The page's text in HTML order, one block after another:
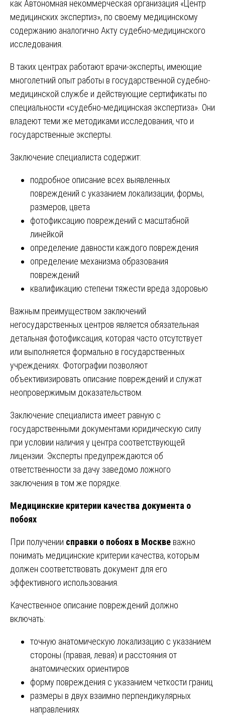
как Автономная некоммерческая организация «Центр
медицинских экспертиз», по своему медицинскому
содержанию аналогично Акту судебно-медицинского
исследования.
В таких центрах работают врачи-эксперты, имеющие
многолетний опыт работы в государственной судебно-
медицинской службе и действующие сертификаты по
специальности «судебно-медицинская экспертиза». Они
владеют теми же методиками исследования, что и
государственные эксперты.
Заключение специалиста содержит:
подробное описание всех выявленных
повреждений с указанием локализации, формы,
размеров, цвета
фотофиксацию повреждений с масштабной
линейкой
определение давности каждого повреждения
определение механизма образования
повреждений
квалификацию степени тяжести вреда здоровью
Важным преимуществом заключений
негосударственных центров является обязательная
детальная фотофиксация, которая часто отсутствует
или выполняется формально в государственных
учреждениях. Фотографии позволяют
объективизировать описание повреждений и служат
неопровержимым доказательством.
Заключение специалиста имеет равную с
государственными документами юридическую силу
при условии наличия у центра соответствующей
лицензии. Эксперты предупреждаются об
ответственности за дачу заведомо ложного
заключения в том же порядке.
Медицинские критерии качества документа о
побоях
При получении справки о побоях в Москве важно
понимать медицинские критерии качества, которым
должен соответствовать документ для его
эффективного использования.
Качественное описание повреждений должно
включать:
точную анатомическую локализацию с указанием
стороны (правая, левая) и расстояния от
анатомических ориентиров
форму повреждения с указанием четкости границ
размеры в двух взаимно перпендикулярных
направлениях